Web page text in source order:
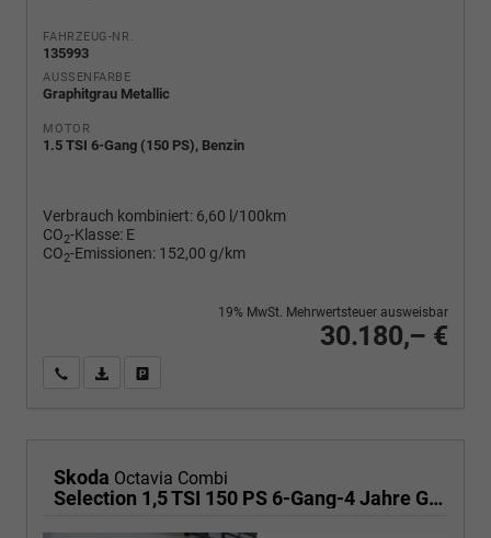
FAHRZEUG-NR.
135993
AUSSENFARBE
Graphitgrau Metallic
MOTOR
1.5 TSI 6-Gang (150 PS), Benzin
Verbrauch kombiniert: 6,60 l/100km
CO2-Klasse: E
CO2-Emissionen: 152,00 g/km
30.180,– €
19% MwSt. Mehrwertsteuer ausweisbar
Wir rufen Sie anPDF-Fahrzeugexposé drucken
Skoda Octavia Combi
Selection 1,5 TSI 150 PS 6-Gang-4 Jahre Garantie-Anhängerkupplung schwenkbar-PDC vorne und hinten-Sitzheizung-Smart Link